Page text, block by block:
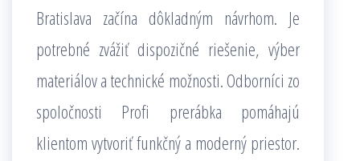
Bratislava začína dôkladným návrhom. Je
potrebné zvážiť dispozičné riešenie, výber
materiálov a technické možnosti. Odborníci zo
spoločnosti Profi prerábka pomáhajú
klientom vytvoriť funkčný a moderný priestor.